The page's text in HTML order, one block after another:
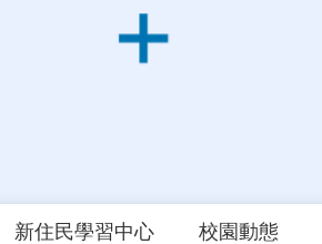
新住民學習中心 校園動態